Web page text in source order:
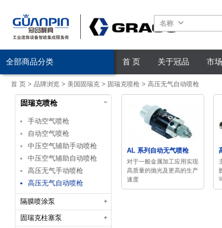
名称
首 页 关于冠品 市
全部商品分类
首 页> 品牌浏览> 美国固瑞克> 固瑞克喷枪> 高压无气自动喷枪
固瑞克喷枪
手动空气喷枪
自动空气喷枪
中压空气辅助手动喷枪
中压空气辅助自动喷枪
高压无气手动喷枪
高压无气自动喷枪
隔膜喷涂泵
固瑞克柱塞泵
AL 系列自动无气喷枪
对于一般金属加工应用实现
高质量的抛光及更高的生产
速度